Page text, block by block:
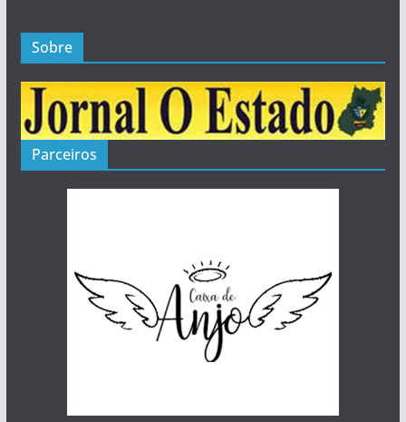
Sobre
Parceiros